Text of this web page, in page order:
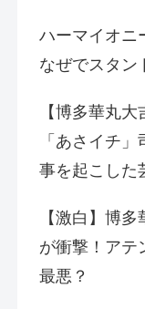
ハーマイオニ
なぜでスタン
【博多華丸
「あさイチ
事を起こした
【激白】博
が衝撃！アテ
最悪？